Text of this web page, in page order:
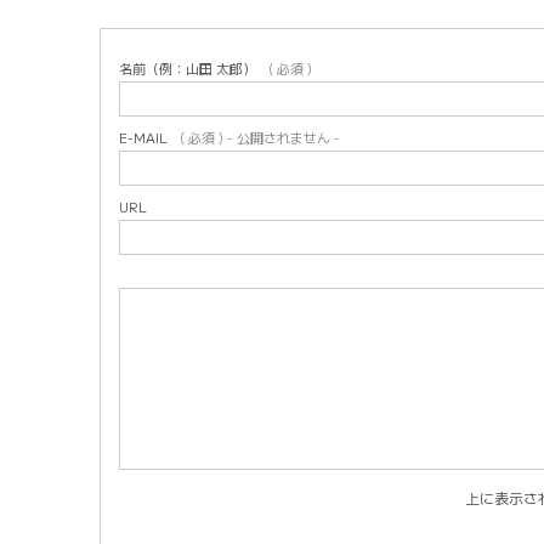
名前（例：山田 太郎） ( 必須 )
E-MAIL ( 必須 ) - 公開されません -
URL
上に表示